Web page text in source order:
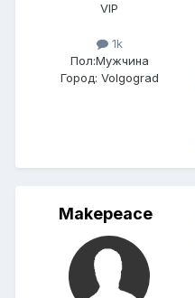
VIP
1k
Пол:Мужчина
Город: Volgograd
Makepeace